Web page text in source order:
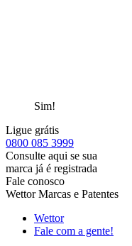
Sim!
Ligue grátis
0800 085 3999
Consulte aqui se sua
marca já é registrada
Fale conosco
Wettor Marcas e Patentes
Wettor
Fale com a gente!